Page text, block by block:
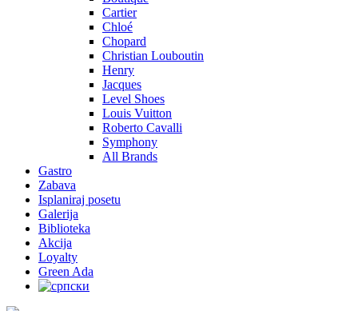
Cartier
Chloé
Chopard
Christian Louboutin
Henry
Jacques
Level Shoes
Louis Vuitton
Roberto Cavalli
Symphony
All Brands
Gastro
Zabava
Isplaniraj posetu
Galerija
Biblioteka
Akcija
Loyalty
Green Ada